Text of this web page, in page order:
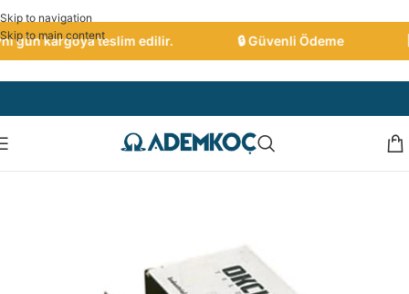
Skip to navigation
Skip to main content
gün kargoya teslim edilir. 🔒 Güvenli Ödeme